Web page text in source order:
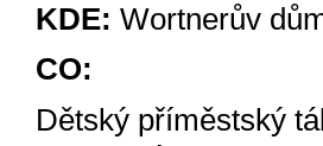
KDE: Wortnerův
CO:
Dětský příměstský